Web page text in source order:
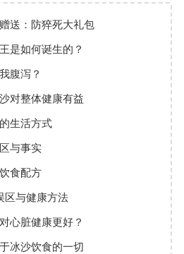
送：防猝死大礼包
是如何诞生的？
腹泻？
对整体健康有益
生活方式
与事实
食配方
区与健康方法
心脏健康更好？
冰沙饮食的一切